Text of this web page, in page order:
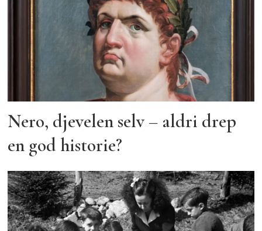
Nero, djevelen selv – aldri drep
en god historie?